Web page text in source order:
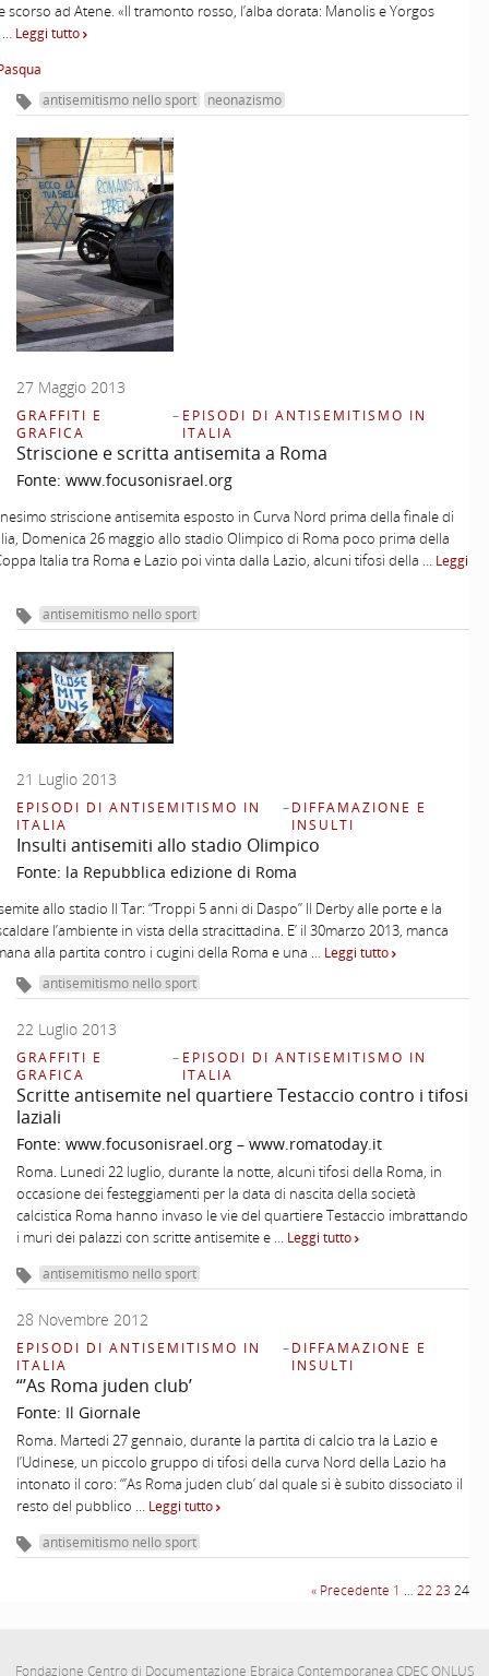
scorso ad Atene. «Il tramonto rosso, l’alba dorata: Manolis e Yorgos
… Leggi tutto
antisemitismo nello sport neonazismo
27 Maggio 2013
GRAFFITI E
GRAFICA
– EPISODI DI ANTISEMITISMO IN
ITALIA
Striscione e scritta antisemita a Roma
Fonte: www.focusonisrael.org
striscione antisemita esposto in Curva Nord prima della finale di
Domenica 26 maggio allo stadio Olimpico di Roma poco prima della
Italia tra Roma e Lazio poi vinta dalla Lazio, alcuni tifosi della … Leggi
antisemitismo nello sport
21 Luglio 2013
EPISODI DI ANTISEMITISMO IN
ITALIA
–DIFFAMAZIONE E
INSULTI
Insulti antisemiti allo stadio Olimpico
Fonte: la Repubblica edizione di Roma
allo stadio Il Tar: “Troppi 5 anni di Daspo” Il Derby alle porte e la
l’ambiente in vista della stracittadina. E’ il 30marzo 2013, manca
alla partita contro i cugini della Roma e una … Leggi tutto
antisemitismo nello sport
22 Luglio 2013
GRAFFITI E
GRAFICA
– EPISODI DI ANTISEMITISMO IN
ITALIA
Scritte antisemite nel quartiere Testaccio contro i tifosi
laziali
Fonte: www.focusonisrael.org – www.romatoday.it
Roma. Lunedi 22 luglio, durante la notte, alcuni tifosi della Roma, in
occasione dei festeggiamenti per la data di nascita della società
calcistica Roma hanno invaso le vie del quartiere Testaccio imbrattando
i muri dei palazzi con scritte antisemite e … Leggi tutto
antisemitismo nello sport
28 Novembre 2012
EPISODI DI ANTISEMITISMO IN
ITALIA
–DIFFAMAZIONE E
INSULTI
“’As Roma juden club’
Fonte: Il Giornale
Roma. Martedi 27 gennaio, durante la partita di calcio tra la Lazio e
l’Udinese, un piccolo gruppo di tifosi della curva Nord della Lazio ha
intonato il coro: “’As Roma juden club’ dal quale si è subito dissociato il
resto del pubblico … Leggi tutto
antisemitismo nello sport
« Precedente 1 … 22 23 24
Fondazione Centro di Documentazione Ebraica Contemporanea CDEC ONLUS